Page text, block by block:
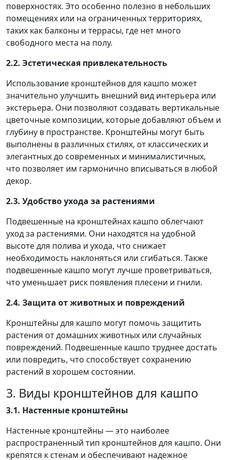
поверхностях. Это особенно полезно в небольших
помещениях или на ограниченных территориях,
таких как балконы и террасы, где нет много
свободного места на полу.
2.2. Эстетическая привлекательность
Использование кронштейнов для кашпо может
значительно улучшить внешний вид интерьера или
экстерьера. Они позволяют создавать вертикальные
цветочные композиции, которые добавляют объем и
глубину в пространстве. Кронштейны могут быть
выполнены в различных стилях, от классических и
элегантных до современных и минималистичных,
что позволяет им гармонично вписываться в любой
декор.
2.3. Удобство ухода за растениями
Подвешенные на кронштейнах кашпо облегчают
уход за растениями. Они находятся на удобной
высоте для полива и ухода, что снижает
необходимость наклоняться или сгибаться. Также
подвешенные кашпо могут лучше проветриваться,
что уменьшает риск появления плесени и гнили.
2.4. Защита от животных и повреждений
Кронштейны для кашпо могут помочь защитить
растения от домашних животных или случайных
повреждений. Подвешенные кашпо труднее достать
или повредить, что способствует сохранению
растений в хорошем состоянии.
3. Виды кронштейнов для кашпо
3.1. Настенные кронштейны
Настенные кронштейны — это наиболее
распространенный тип кронштейнов для кашпо. Они
крепятся к стенам и обеспечивают надежное